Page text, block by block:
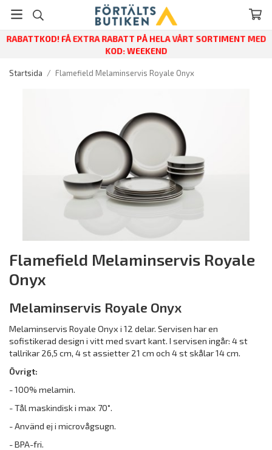
RABATTKOD! FÅ EXTRA RABATT PÅ HELA VÅRT SORTIMENT MED
KOD: WEEKEND
Startsida / Flamefield Melaminservis Royale Onyx
Flamefield Melaminservis Royale
Onyx
Melaminservis Royale Onyx
Melaminservis Royale Onyx i 12 delar. Servisen har en
sofistikerad design i vitt med svart kant. I servisen ingår: 4 st
tallrikar 26,5 cm, 4 st assietter 21 cm och 4 st skålar 14 cm.
Övrigt:
- 100% melamin.
- Tål maskindisk i max 70˚.
- Använd ej i microvågsugn.
- BPA-fri.